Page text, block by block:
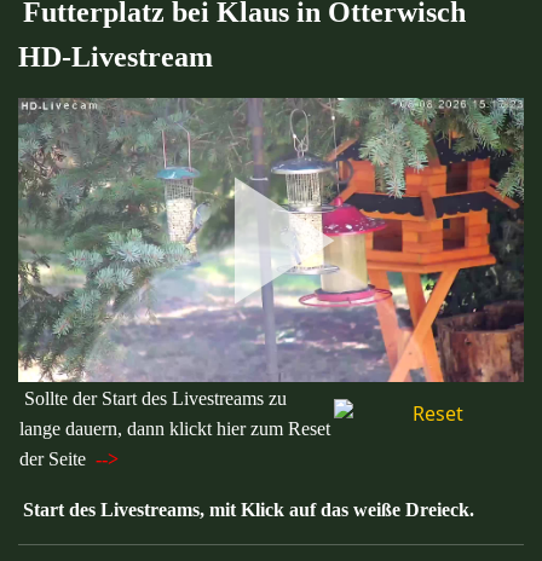
Futterplatz bei Klaus in Otterwisch
HD-Livestream
Sollte der Start des Livestreams zu
lange dauern, dann klickt hier zum Reset
der Seite -->
Start des Livestreams, mit Klick auf das weiße Dreieck.